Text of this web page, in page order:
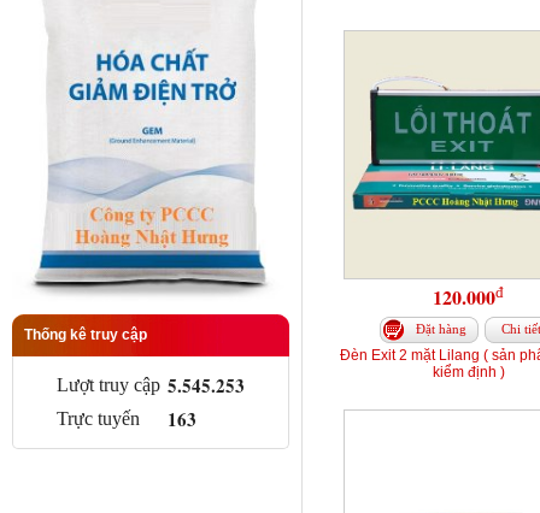
Thống kê truy cập
Lượt truy cập 5.545.253
Trực tuyến 163
120.000đ
Đặt hàng Chi tiết
Đèn Exit 2 mặt Lilang ( sản
kiểm định )